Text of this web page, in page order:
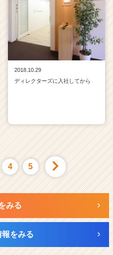
2018.10.29
ディレクターズに入社してから
4 5
みる
をみる